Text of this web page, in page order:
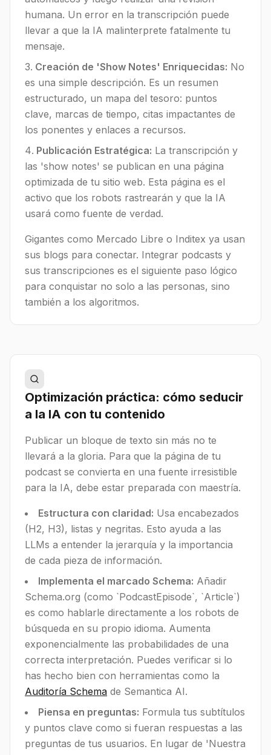
humana. Un error en la transcripción puede
llevar a que la IA malinterprete fatalmente tu
mensaje.
Creación de 'Show Notes' Enriquecidas: No
es una simple descripción. Es un resumen
estructurado, un mapa del tesoro: puntos
clave, marcas de tiempo, citas impactantes de
los ponentes y enlaces a recursos.
Publicación Estratégica: La transcripción y
las 'show notes' se publican en una página
optimizada de tu sitio web. Esta página es el
activo que los robots rastrearán y que la IA
usará como fuente de verdad.
Gigantes como Mercado Libre o Inditex ya usan
sus blogs para conectar. Integrar podcasts y
sus transcripciones es el siguiente paso lógico
para conquistar no solo a las personas, sino
también a los algoritmos.
Optimización práctica: cómo seducir
a la IA con tu contenido
Publicar un bloque de texto sin más no te
llevará a la gloria. Para que la página de tu
podcast se convierta en una fuente irresistible
para la IA, debe estar preparada con maestría.
Estructura con claridad: Usa encabezados
(H2, H3), listas y negritas. Esto ayuda a las
LLMs a entender la jerarquía y la importancia
de cada pieza de información.
Implementa el marcado Schema: Añadir
Schema.org (como `PodcastEpisode`, `Article`)
es como hablarle directamente a los robots de
búsqueda en su propio idioma. Aumenta
exponencialmente las probabilidades de una
correcta interpretación. Puedes verificar si lo
has hecho bien con herramientas como la
Auditoría Schema de Semantica AI.
Piensa en preguntas: Formula tus subtítulos
y puntos clave como si fueran respuestas a las
preguntas de tus usuarios. En lugar de 'Nuestra